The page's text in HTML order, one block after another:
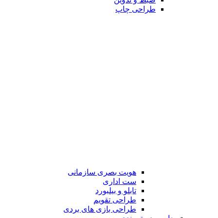
طراحی چاپ
هویت بصری سازمانی
ست اداری
تابلو و بیلبورد
طراحی تقویم
طراحی بازی های بردی